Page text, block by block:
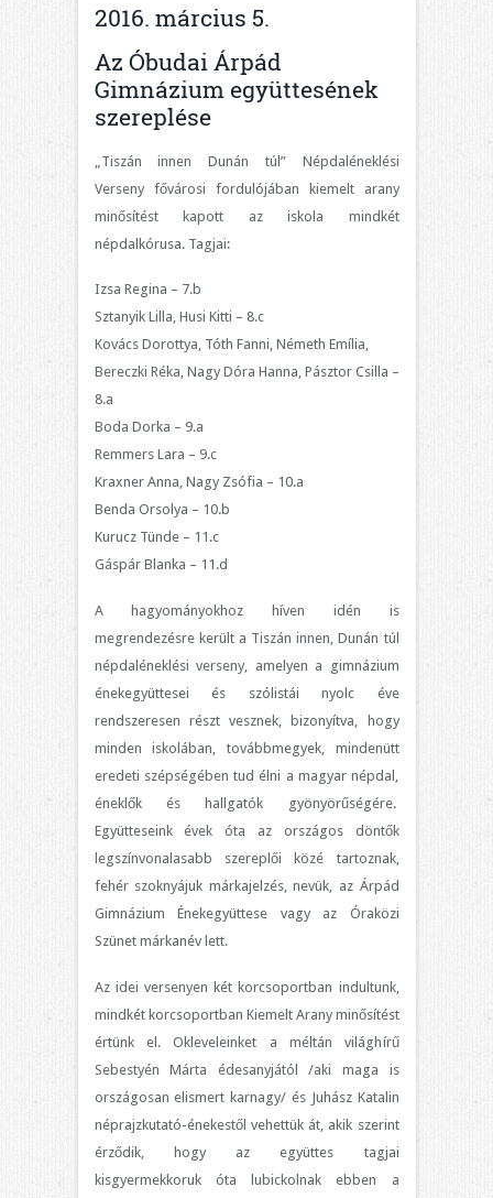
2016. március 5.
Az Óbudai Árpád
Gimnázium együttesének
szereplése
„Tiszán innen Dunán túl” Népdaléneklési
Verseny fővárosi fordulójában kiemelt arany
minősítést kapott az iskola mindkét
népdalkórusa. Tagjai:
Izsa Regina – 7.b
Sztanyik Lilla, Husi Kitti – 8.c
Kovács Dorottya, Tóth Fanni, Németh Emília,
Bereczki Réka, Nagy Dóra Hanna, Pásztor Csilla –
8.a
Boda Dorka – 9.a
Remmers Lara – 9.c
Kraxner Anna, Nagy Zsófia – 10.a
Benda Orsolya – 10.b
Kurucz Tünde – 11.c
Gáspár Blanka – 11.d
A hagyományokhoz híven idén is
megrendezésre került a Tiszán innen, Dunán túl
népdaléneklési verseny, amelyen a gimnázium
énekegyüttesei és szólistái nyolc éve
rendszeresen részt vesznek, bizonyítva, hogy
minden iskolában, továbbmegyek, mindenütt
eredeti szépségében tud élni a magyar népdal,
éneklők és hallgatók gyönyörűségére.
Együtteseink évek óta az országos döntők
legszínvonalasabb szereplői közé tartoznak,
fehér szoknyájuk márkajelzés, nevük, az Árpád
Gimnázium Énekegyüttese vagy az Óraközi
Szünet márkanév lett.
Az idei versenyen két korcsoportban indultunk,
mindkét korcsoportban Kiemelt Arany minősítést
értünk el. Okleveleinket a méltán világhírű
Sebestyén Márta édesanyjától /aki maga is
országosan elismert karnagy/ és Juhász Katalin
néprajzkutató-énekestől vehettük át, akik szerint
érződik, hogy az együttes tagjai
kisgyermekkoruk óta lubickolnak ebben a